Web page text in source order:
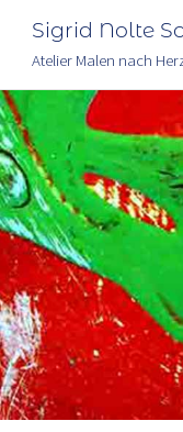
Sigrid Nolte
Atelier Malen nach
Skip
to
content